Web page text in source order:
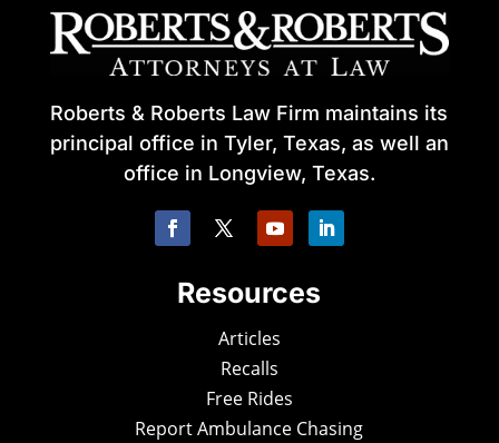
Roberts & Roberts Law Firm maintains its
principal office in Tyler, Texas, as well an
office in Longview, Texas.
Resources
Articles
Recalls
Free Rides
Report Ambulance Chasing